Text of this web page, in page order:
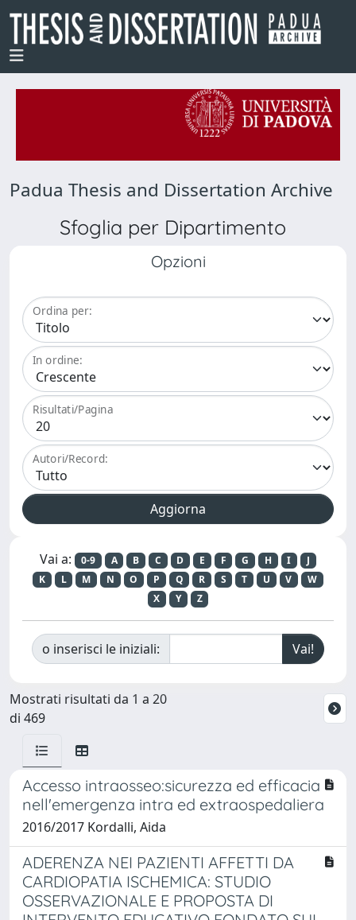
Padua Thesis and Dissertation Archive
Sfoglia per Dipartimento
Opzioni
Ordina per:
In ordine:
Risultati/Pagina
Autori/Record:
Vai a: 0-9 A B C D E F G H I
J
K
L M N O P Q R S T U V
W
X
Y Z
o inserisci le iniziali:
Mostrati risultati da 1 a 20
di 469
Accesso intraosseo:sicurezza ed efficacia
nell'emergenza intra ed extraospedaliera
2016/2017 Kordalli, Aida
ADERENZA NEI PAZIENTI AFFETTI DA
CARDIOPATIA ISCHEMICA: STUDIO
OSSERVAZIONALE E PROPOSTA DI